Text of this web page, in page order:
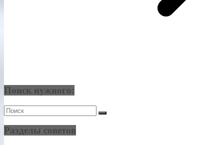
Поиск нужного:
Разделы советов